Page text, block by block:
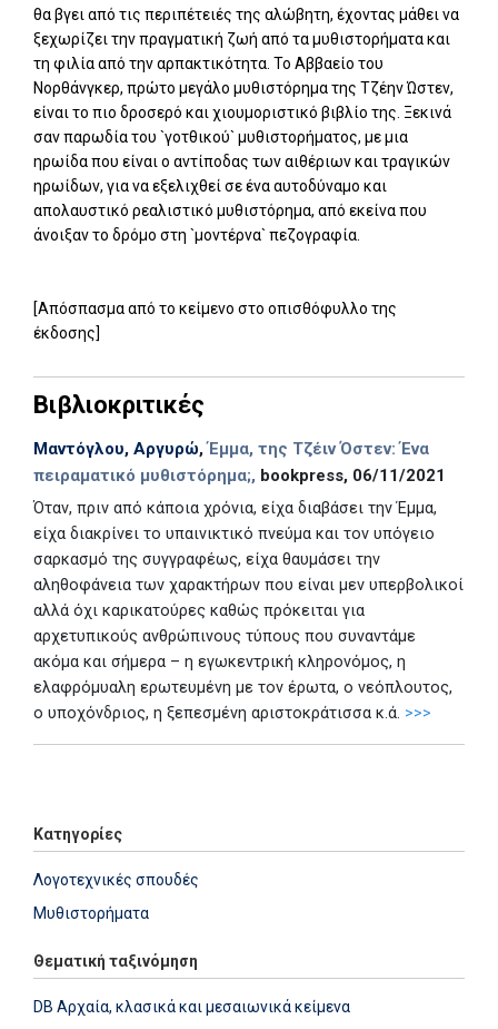
θα βγει από τις περιπέτειές της αλώβητη, έχοντας μάθει να
ξεχωρίζει την πραγματική ζωή από τα μυθιστορήματα και
τη φιλία από την αρπακτικότητα. Το Αββαείο του
Νορθάνγκερ, πρώτο μεγάλο μυθιστόρημα της Τζέην Ώστεν,
είναι το πιο δροσερό και χιουμοριστικό βιβλίο της. Ξεκινά
σαν παρωδία του `γοτθικού` μυθιστορήματος, με μια
ηρωίδα που είναι ο αντίποδας των αιθέριων και τραγικών
ηρωίδων, για να εξελιχθεί σε ένα αυτοδύναμο και
απολαυστικό ρεαλιστικό μυθιστόρημα, από εκείνα που
άνοιξαν το δρόμο στη `μοντέρνα` πεζογραφία.
[Απόσπασμα από το κείμενο στο οπισθόφυλλο της
έκδοσης]
Βιβλιοκριτικές
Μαντόγλου, Αργυρώ,Έμμα, της Τζέιν Όστεν: Ένα
πειραματικό μυθιστόρημα;, bookpress, 06/11/2021
Όταν, πριν από κάποια χρόνια, είχα διαβάσει την Έμμα,
είχα διακρίνει το υπαινικτικό πνεύμα και τον υπόγειο
σαρκασμό της συγγραφέως, είχα θαυμάσει την
αληθοφάνεια των χαρακτήρων που είναι μεν υπερβολικοί
αλλά όχι καρικατούρες καθώς πρόκειται για
αρχετυπικούς ανθρώπινους τύπους που συναντάμε
ακόμα και σήμερα – η εγωκεντρική κληρονόμος, η
ελαφρόμυαλη ερωτευμένη με τον έρωτα, ο νεόπλουτος,
ο υποχόνδριος, η ξεπεσμένη αριστοκράτισσα κ.ά. >>>
Κατηγορίες
Λογοτεχνικές σπουδές
Μυθιστορήματα
Θεματική ταξινόμηση
DB Αρχαία, κλασικά και μεσαιωνικά κείμενα